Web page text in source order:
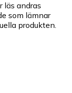
läs andras
som lämnar
produkten.